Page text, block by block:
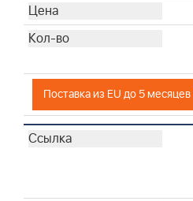
Поставка из EU до 5